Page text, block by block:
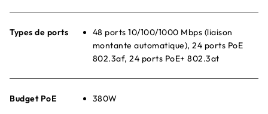
Types de ports
48 ports 10/100/1000 Mbps (liaison
montante automatique), 24 ports PoE
802.3af, 24 ports PoE+ 802.3at
Budget PoE 380W